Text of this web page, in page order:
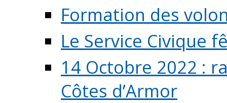
Formation des
Le Service Civique
14 Octobre 2022 :
Côtes d’Armor